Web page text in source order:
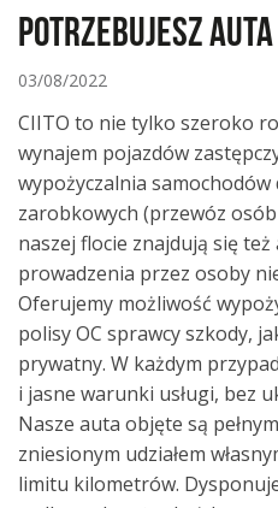
Potrzebujesz
03/08/2022
CIITO to nie tylko szeroko
wynajem pojazdów
wypożyczalnia
zarobkowych (przewóz
naszej flocie znajdują się
prowadzenia przez osoby
Oferujemy możliwość
polisy OC sprawcy szkody,
prywatny. W każdym
i jasne warunki usługi, bez
Nasze auta objęte są
zniesionym udziałem
limitu kilometrów.